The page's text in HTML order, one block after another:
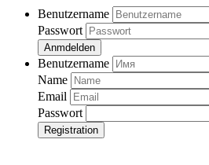
Benutzername
Passwort
Anmdelden
Benutzername
Name
Email
Passwort
Registration